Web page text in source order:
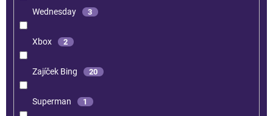
Wednesday 3
Xbox 2
Zajíček Bing 20
Superman 1